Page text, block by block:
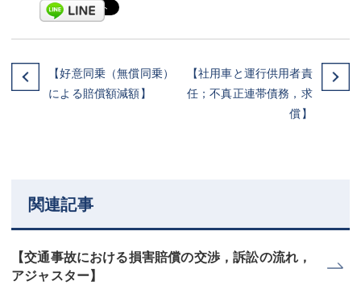
【好意同乗（無償同乗）
による賠償額減額】
【社用車と運行供用者責
任；不真正連帯債務，求
償】
関連記事
【交通事故における損害賠償の交渉，訴訟の流れ，
アジャスター】